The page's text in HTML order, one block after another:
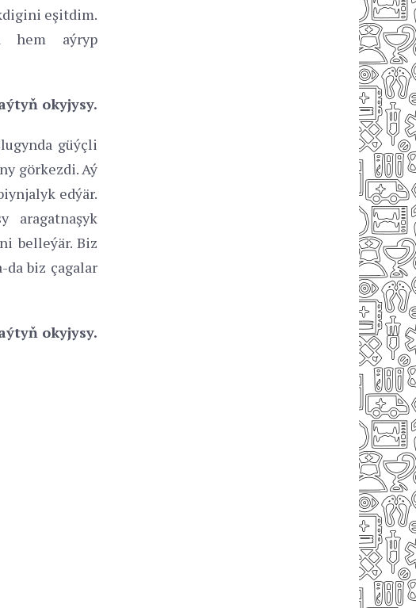
eşitdim.
hem aýryp
okyjysy.
güýçli
görkezdi. Aý
edýär.
aragatnaşyk
belleýär. Biz
biz çagalar
okyjysy.